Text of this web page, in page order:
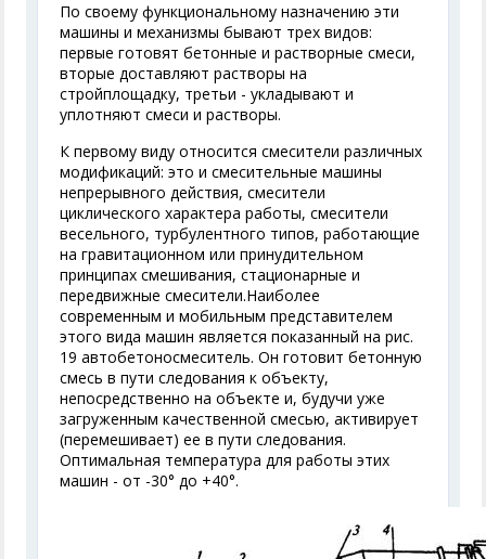
По своему функциональному назначению эти
машины и механизмы бывают трех видов:
первые готовят бетонные и растворные смеси,
вторые доставляют растворы на
стройплощадку, третьи - укладывают и
уплотняют смеси и растворы.
К первому виду относится смесители различных
модификаций: это и смесительные машины
непрерывного действия, смесители
циклического характера работы, смесители
весельного, турбулентного типов, работающие
на гравитационном или принудительном
принципах смешивания, стационарные и
передвижные смесители.Наиболее
современным и мобильным представителем
этого вида машин является показанный на рис.
19 автобетоносмеситель. Он готовит бетонную
смесь в пути следования к объекту,
непосредственно на объекте и, будучи уже
загруженным качественной смесью, активирует
(перемешивает) ее в пути следования.
Оптимальная температура для работы этих
машин - от -30° до +40°.